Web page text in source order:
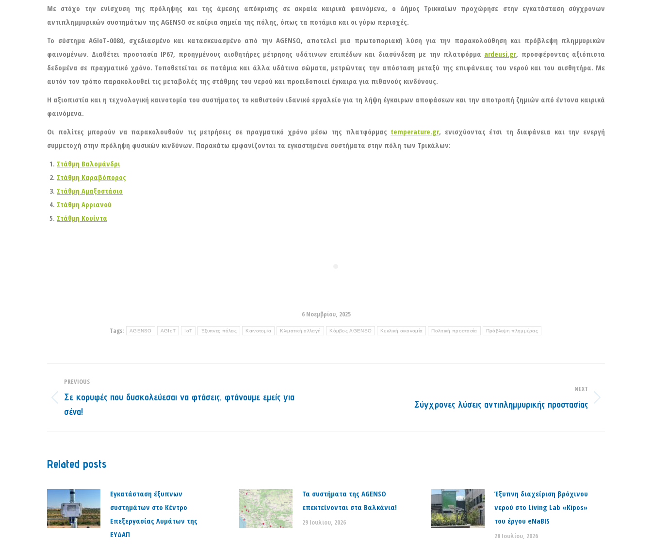
Με στόχο την ενίσχυση της πρόληψης και της άμεσης απόκρισης σε ακραία καιρικά φαινόμενα, ο Δήμος Τρικκαίων προχώρησε στην εγκατάσταση σύγχρονων
αντιπλημμυρικών συστημάτων της AGENSO σε καίρια σημεία της πόλης, όπως τα ποτάμια και οι γύρω περιοχές.
Το σύστημα AGIoT-0080, σχεδιασμένο και κατασκευασμένο από την AGENSO, αποτελεί μια πρωτοποριακή λύση για την παρακολούθηση και πρόβλεψη πλημμυρικών
φαινομένων. Διαθέτει προστασία IP67, προηγμένους αισθητήρες μέτρησης υδάτινων επιπέδων και διασύνδεση με την πλατφόρμα ardeusi.gr, προσφέροντας αξιόπιστα
δεδομένα σε πραγματικό χρόνο. Τοποθετείται σε ποτάμια και άλλα υδάτινα σώματα, μετρώντας την απόσταση μεταξύ της επιφάνειας του νερού και του αισθητήρα. Με
αυτόν τον τρόπο παρακολουθεί τις μεταβολές της στάθμης του νερού και προειδοποιεί έγκαιρα για πιθανούς κινδύνους.
Η αξιοπιστία και η τεχνολογική καινοτομία του συστήματος το καθιστούν ιδανικό εργαλείο για τη λήψη έγκαιρων αποφάσεων και την αποτροπή ζημιών από έντονα καιρικά
φαινόμενα.
Οι πολίτες μπορούν να παρακολουθούν τις μετρήσεις σε πραγματικό χρόνο μέσω της πλατφόρμας temperature.gr, ενισχύοντας έτσι τη διαφάνεια και την ενεργή
συμμετοχή στην πρόληψη φυσικών κινδύνων. Παρακάτω εμφανίζονται τα εγκαστημένα συστήματα στην πόλη των Τρικάλων:
Στάθμη Βαλομάνδρι
Στάθμη Καραβόπορος
Στάθμη Αμαξοστάσιο
Στάθμη Αρριανού
Στάθμη Κουίντα
6 Νοεμβρίου, 2025
Tags:
AGENSO AGIoT IoT Έξυπνες πόλεις Καινοτομία Κλιματική αλλαγή Κόμβος AGENSO Κυκλική οικονομία Πολιτική προστασία Πρόβλεψη πλημμύρας
navigation
PREVIOUS
Previous
post:
Σε κορυφές που δυσκολεύεσαι να φτάσεις, φτάνουμε εμείς για
σένα!
NEXT
Σύγχρονες λύσεις αντιπλημμυρικής προστασίας
Related posts
Εγκατάσταση έξυπνων
συστημάτων στο Κέντρο
Επεξεργασίας Λυμάτων της
ΕΥΔΑΠ
Τα συστήματα της AGENSO
επεκτείνονται στα Βαλκάνια!
29 Ιουλίου, 2026
Έξυπνη διαχείριση βρόχινου
νερού στο Living Lab «Kipos»
του έργου eNaBIS
28 Ιουλίου, 2026